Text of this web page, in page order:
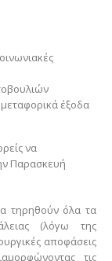
μεταφορικά έξοδα
να
Παρασκευή
τηρηθούν όλα τα
(λόγω της
αποφάσεις
τις